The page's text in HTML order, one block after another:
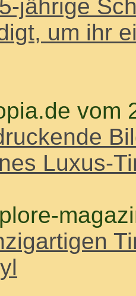
jährige
um ihr
vom
Luxus-